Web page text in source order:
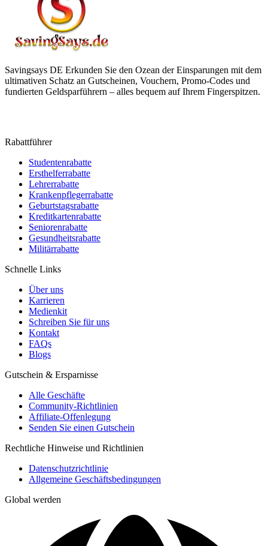
Savingsays DE Erkunden Sie den Ozean der Einsparungen mit dem
ultimativen Schatz an Gutscheinen, Vouchern, Promo-Codes und
fundierten Geldsparführern – alles bequem auf Ihrem Fingerspitzen.
Rabattführer
Studentenrabatte
Ersthelferrabatte
Lehrerrabatte
Krankenpflegerrabatte
Geburtstagsrabatte
Kreditkartenrabatte
Seniorenrabatte
Gesundheitsrabatte
Militärrabatte
Schnelle Links
Über uns
Karrieren
Medienkit
Schreiben Sie für uns
Kontakt
FAQs
Blogs
Gutschein & Ersparnisse
Alle Geschäfte
Community-Richtlinien
Affiliate-Offenlegung
Senden Sie einen Gutschein
Rechtliche Hinweise und Richtlinien
Datenschutzrichtlinie
Allgemeine Geschäftsbedingungen
Global werden